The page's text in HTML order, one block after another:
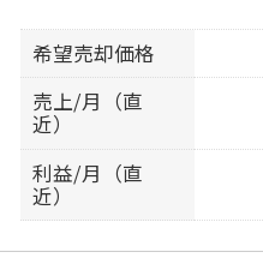
希望売却価格
売上/月（直
近）
利益/月（直
近）